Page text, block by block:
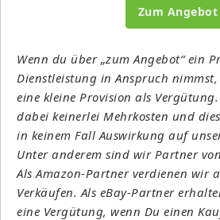
Zum Angebot
Wenn du über „zum Angebot“ ein
Dienstleistung in Anspruch
eine kleine Provision als
dabei keinerlei Mehrkosten und
in keinem Fall Auswirkung auf
Unter anderem sind wir Partner
Als Amazon-Partner verdienen wir
Verkäufen. Als eBay-Partner
eine Vergütung, wenn Du einen